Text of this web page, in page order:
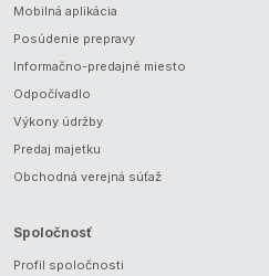
Mobilná aplikácia
Posúdenie prepravy
Informačno-predajné miesto
Odpočívadlo
Výkony údržby
Predaj majetku
Obchodná verejná súťaž
Spoločnosť
Profil spoločnosti